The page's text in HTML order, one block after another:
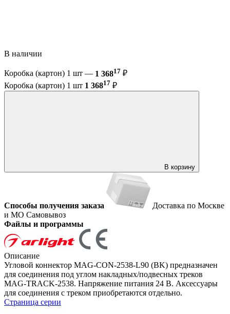
В наличии
Коробка (картон) 1 шт — 1 36817 ₽
Коробка (картон) 1 шт 1 36817 ₽
В корзину
Способы получения заказа
Доставка по Москве
и МО Самовывоз
Файлы и программы
Описание
Угловой коннектор MAG-CON-2538-L90 (BK) предназначен
для соединения под углом накладных/подвесных треков
MAG-TRACK-2538. Напряжение питания 24 В. Аксессуары
для соединения с треком приобретаются отдельно.
Страница серии